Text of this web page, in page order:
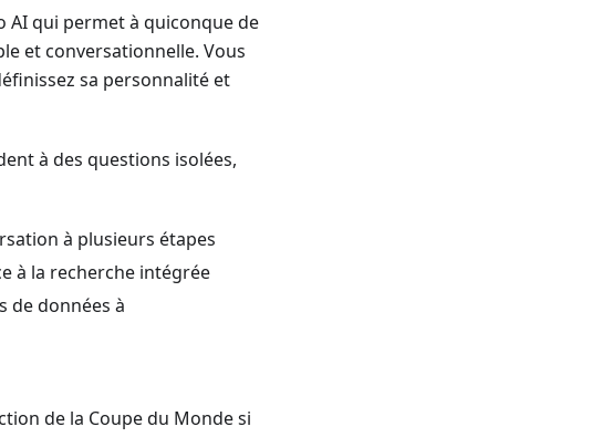
AI qui permet à quiconque de
et conversationnelle. Vous
sa personnalité et
à des questions isolées,
à plusieurs étapes
à la recherche intégrée
de données à
de la Coupe du Monde si